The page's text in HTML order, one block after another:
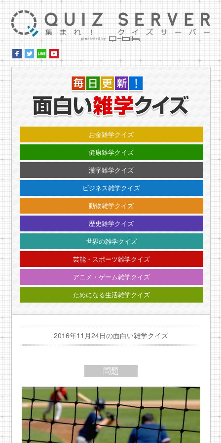
お金雑学クイズ
健康雑学クイズ
漢字雑学クイズ
ビジネス雑学クイズ
動物雑学クイズ
歴史雑学クイズ
世界の雑学クイズ
芸能・スポーツ雑学クイズ
アニメ・ゲーム雑学クイズ
ためになる生活雑学クイズ
2016年11月24日の面白い雑学クイズ
問題